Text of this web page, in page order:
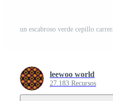
leewoo world
27.183 Recursos